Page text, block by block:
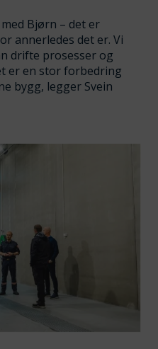
Bjørn – det er
annerledes det er. Vi
drifte prosesser og
er en stor forbedring
bygg, legger Svein